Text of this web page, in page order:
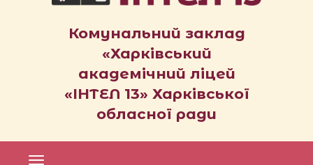
Комунальний заклад
«Харківський
академічний ліцей
«ІНТЕЛ 13» Харківської
обласної ради